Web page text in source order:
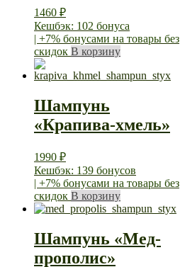
1460 ₽
Кешбэк: 102 бонуса
| +7% бонусами на товары без
скидок В корзину
Шампунь
«Крапива-хмель»
1990 ₽
Кешбэк: 139 бонусов
| +7% бонусами на товары без
скидок В корзину
Шампунь «Мед-
прополис»